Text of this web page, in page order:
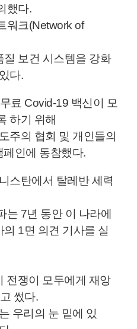
했다.
워크(Network of
질 보건 시스템을 강화
다.
료 Covid-19 백신이 모
하기 위해
주의 협회 및 개인들의
페인에 동참했다.
스탄에서 탈레반 세력
는 7년 동안 이 나라에
1면 의견 기사를 실
전쟁이 모두에게 재앙
썼다.
우리의 눈 밑에 있